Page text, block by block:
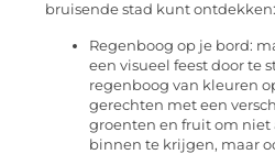
bruisende stad kunt ontdekken:
Regenboog op je bord:
een visueel feest door te
regenboog van kleuren
gerechten met een
groenten en fruit om niet
binnen te krijgen, maar